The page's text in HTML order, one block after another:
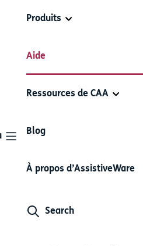
Produits
Aide
Ressources de CAA
Blog
À propos d’AssistiveWare
Search
actions.
iOS 17please be aware that